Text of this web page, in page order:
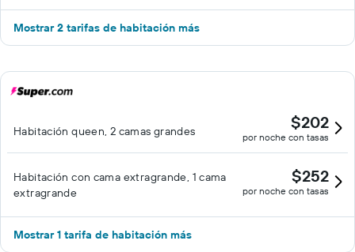
Mostrar 2 tarifas de habitación más
Habitación queen, 2 camas grandes $202
por noche con tasas
Habitación con cama extragrande, 1 cama
extragrande
$252
por noche con tasas
Mostrar 1 tarifa de habitación más